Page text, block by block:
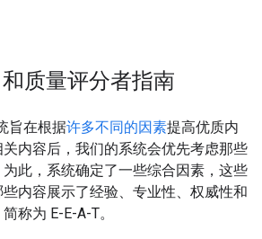
质量评分者指南
旨在根据许多不同的因素提高优质内
内容后，我们的系统会优先考虑那些
此，系统确定了一些综合因素，这些
内容展示了经验、专业性、权威性和
称为 E-E-A-T。